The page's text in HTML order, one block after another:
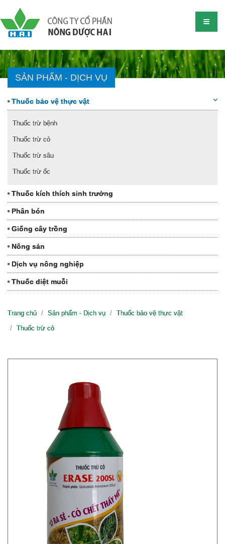
SẢN PHẨM - DỊCH VỤ
Thuốc bảo vệ thực vật
Thuốc trừ bệnh
Thuốc trừ cỏ
Thuốc trừ sâu
Thuốc trừ ốc
Thuốc kích thích sinh trưởng
Phân bón
Giống cây trồng
Nông sản
Dịch vụ nông nghiệp
Thuốc diệt muỗi
Trang chủ Sản phẩm - Dịch vụ
Thuốc bảo vệ thực vật
Thuốc trừ cỏ